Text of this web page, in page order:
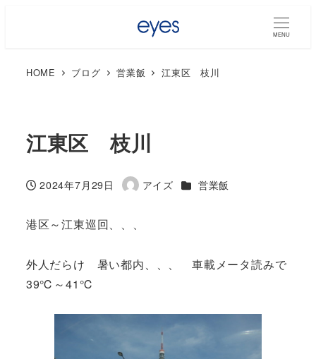
MENU
HOME ブログ 営業飯 江東区 枝川
江東区 枝川
投稿日
2024年7月29日
著
アイズ カテゴリー
営業飯
港区～江東巡回、、、
外人だらけ 暑い都内、、、 車載メータ読みで
39℃～41℃